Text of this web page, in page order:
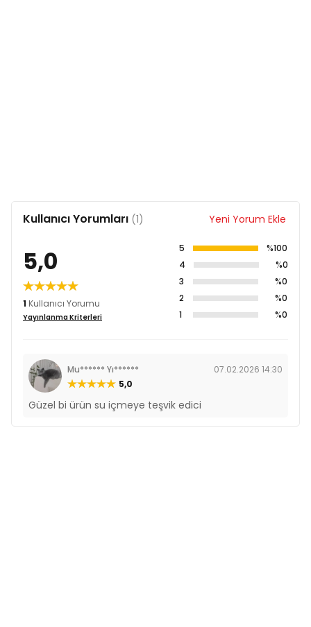
Kullanıcı Yorumları (1) Yeni Yorum Ekle
5,0
1 Kullanıcı Yorumu
Yayınlanma Kriterleri
5
%100
4
%0
3
%0
2
%0
1
%0
Mu****** Yı******
07.02.2026 14:30
5,0
Güzel bi ürün su içmeye teşvik edici